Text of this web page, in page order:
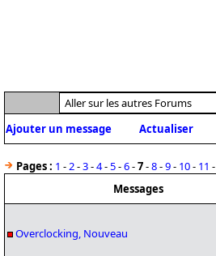
Ajouter un message
Actualiser
Pages : 1 -2-3-4-5-6-7-8-9- 10- 11 -
Messages
Overclocking, Nouveau